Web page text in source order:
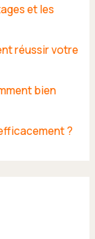
et les
réussir votre
bien
?